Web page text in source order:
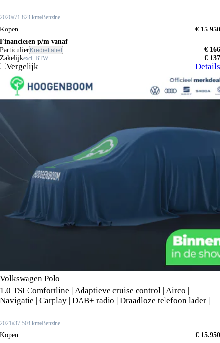
2020 71.823 km Benzine
Kopen
€ 15.950
Financieren p/m vanaf
Particulier Krediettabel
€ 166
Zakelijkexcl. BTW € 137
Vergelijk Details
Volkswagen Polo
1.0 TSI Comfortline | Adaptieve cruise control | Airco |
Navigatie | Carplay | DAB+ radio | Draadloze telefoon lader |
2021 37.508 km Benzine
Kopen
€ 15.950